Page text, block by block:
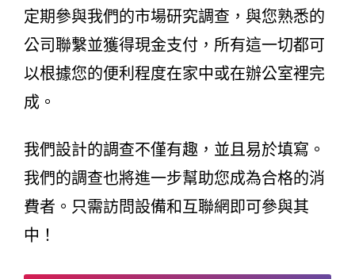
定期參與我們的市場研究調查，與您熟悉的
公司聯繫並獲得現金支付，所有這一切都可
以根據您的便利程度在家中或在辦公室裡完
成。
我們設計的調查不僅有趣，並且易於填寫。
我們的調查也將進一步幫助您成為合格的消
費者。只需訪問設備和互聯網即可參與其
中！